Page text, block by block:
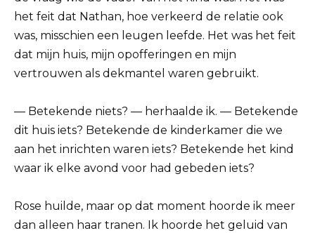
het feit dat Nathan, hoe verkeerd de relatie ook
was, misschien een leugen leefde. Het was het feit
dat mijn huis, mijn opofferingen en mijn
vertrouwen als dekmantel waren gebruikt.
— Betekende niets? — herhaalde ik. — Betekende
dit huis iets? Betekende de kinderkamer die we
aan het inrichten waren iets? Betekende het kind
waar ik elke avond voor had gebeden iets?
Rose huilde, maar op dat moment hoorde ik meer
dan alleen haar tranen. Ik hoorde het geluid van